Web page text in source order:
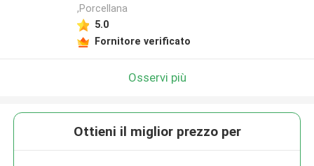
,Porcellana
5.0
Fornitore verificato
Osservi più
Ottieni il miglior prezzo per